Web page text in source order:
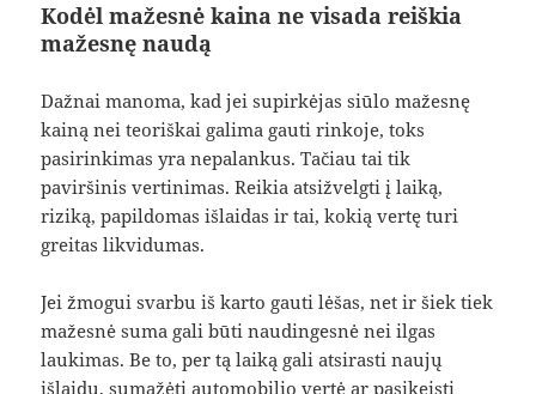
Kodėl mažesnė kaina ne visada reiškia
mažesnę naudą
Dažnai manoma, kad jei supirkėjas siūlo mažesnę
kainą nei teoriškai galima gauti rinkoje, toks
pasirinkimas yra nepalankus. Tačiau tai tik
paviršinis vertinimas. Reikia atsižvelgti į laiką,
riziką, papildomas išlaidas ir tai, kokią vertę turi
greitas likvidumas.
Jei žmogui svarbu iš karto gauti lėšas, net ir šiek tiek
mažesnė suma gali būti naudingesnė nei ilgas
laukimas. Be to, per tą laiką gali atsirasti naujų
išlaidų, sumažėti automobilio vertė ar pasikeisti